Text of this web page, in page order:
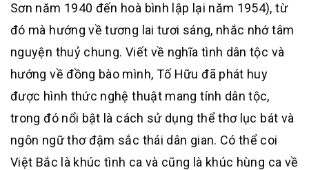
Sơn năm 1940 đến hoà bình lập lại năm 1954), từ
đó mà hướng về tương lai tươi sáng, nhắc nhớ tâm
nguyện thuỷ chung. Viết về nghĩa tình dân tộc và
hướng về đồng bào mình, Tố Hữu đã phát huy
được hình thức nghệ thuật mang tính dân tộc,
trong đó nổi bật là cách sử dụng thể thơ lục bát và
ngôn ngữ thơ đậm sắc thái dân gian. Có thể coi
Việt Bắc là khúc tình ca và cũng là khúc hùng ca về